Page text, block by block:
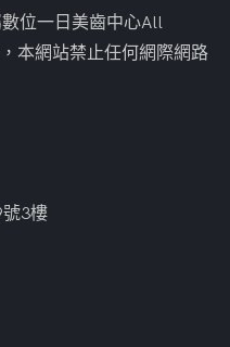
位一日美齒中心All
本網站禁止任何網際網路
3樓